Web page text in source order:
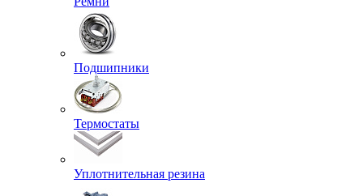
Подшипники
Термостаты
Уплотнительная резина